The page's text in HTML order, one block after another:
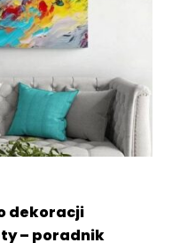
dekoracji
– poradnik